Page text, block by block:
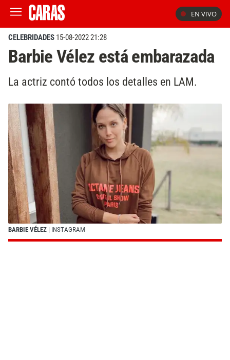
EN VIVO
CELEBRIDADES 15-08-2022 21:28
Barbie Vélez está embarazada
La actriz contó todos los detalles en LAM.
BARBIE VÉLEZ | INSTAGRAM